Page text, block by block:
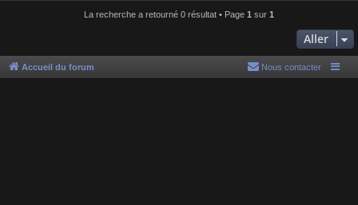
h
e
La recherche a retourné 0 résultat • Page 1 sur 1
Aller
Accueil du forum Nous contacter